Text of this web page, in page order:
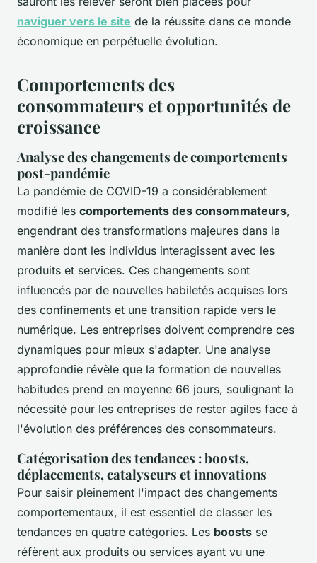
naviguer vers le site de la réussite dans ce monde
économique en perpétuelle évolution.
Comportements des
consommateurs et opportunités de
croissance
Analyse des changements de comportements
post-pandémie
La pandémie de COVID-19 a considérablement
modifié les comportements des consommateurs,
engendrant des transformations majeures dans la
manière dont les individus interagissent avec les
produits et services. Ces changements sont
influencés par de nouvelles habiletés acquises lors
des confinements et une transition rapide vers le
numérique. Les entreprises doivent comprendre ces
dynamiques pour mieux s'adapter. Une analyse
approfondie révèle que la formation de nouvelles
habitudes prend en moyenne 66 jours, soulignant la
nécessité pour les entreprises de rester agiles face à
l'évolution des préférences des consommateurs.
Catégorisation des tendances : boosts,
déplacements, catalyseurs et innovations
Pour saisir pleinement l'impact des changements
comportementaux, il est essentiel de classer les
tendances en quatre catégories. Les boosts se
réfèrent aux produits ou services ayant vu une